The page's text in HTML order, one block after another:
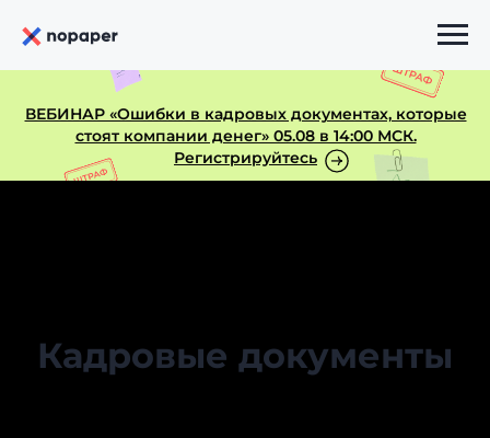
ВЕБИНАР «Ошибки в кадровых документах, которые
стоят компании денег» 05.08 в 14:00 МСК.
Регистрируйтесь
Кадровые документы